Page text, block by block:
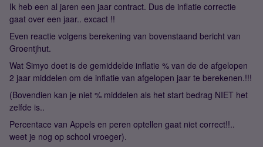
Ik heb een al jaren een jaar contract. Dus de inflatie correctie
gaat over een jaar.. excact !!
Even reactie volgens berekening van bovenstaand bericht van
Groentjhut.
Wat Simyo doet is de gemiddelde inflatie % van de de afgelopen
2 jaar middelen om de inflatie van afgelopen jaar te berekenen.!!!
(Bovendien kan je niet % middelen als het start bedrag NIET het
zelfde is..
Percentace van Appels en peren optellen gaat niet correct!!..
weet je nog op school vroeger).